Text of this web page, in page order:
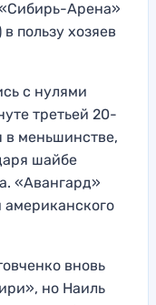
Арена»
пользу хозяев
с нулями
третьей 20-
в меньшинстве,
шайбе
«Авангард»
американского
вновь
но Наиль